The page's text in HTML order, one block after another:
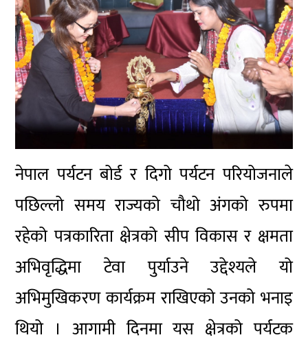
नेपाल पर्यटन बोर्ड र दिगो पर्यटन परियोजनाले
पछिल्लो समय राज्यको चौथोअंगकोरुपमा
रहेको पत्रकारिता क्षेत्रकोसीपविकास र क्षमता
अभिवृद्धिमा टेवा पुर्याउने उद्देश्यले यो
अभिमुखिकरणकार्यक्रम राखिएको उनको भनाइ
थियो । आगामी दिनमा यस क्षेत्रको पर्यटक